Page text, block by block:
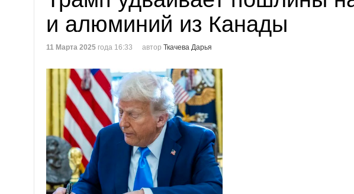
и алюминий из Канады
11 Марта 2025 года 16:33 автор Ткачева Дарья